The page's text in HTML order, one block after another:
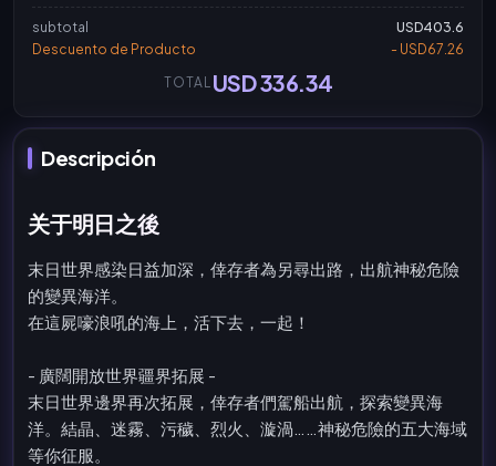
subtotal
USD403.6
Descuento de Producto
- USD67.26
TOTAL USD 336.34
Descripción
关于明日之後
末日世界感染日益加深，倖存者為另尋出路，出航神秘危險
的變異海洋。
在這屍嚎浪吼的海上，活下去，一起！
- 廣闊開放世界疆界拓展 -
末日世界邊界再次拓展，倖存者們駕船出航，探索變異海
洋。結晶、迷霧、污穢、烈火、漩渦……神秘危險的五大海域
等你征服。